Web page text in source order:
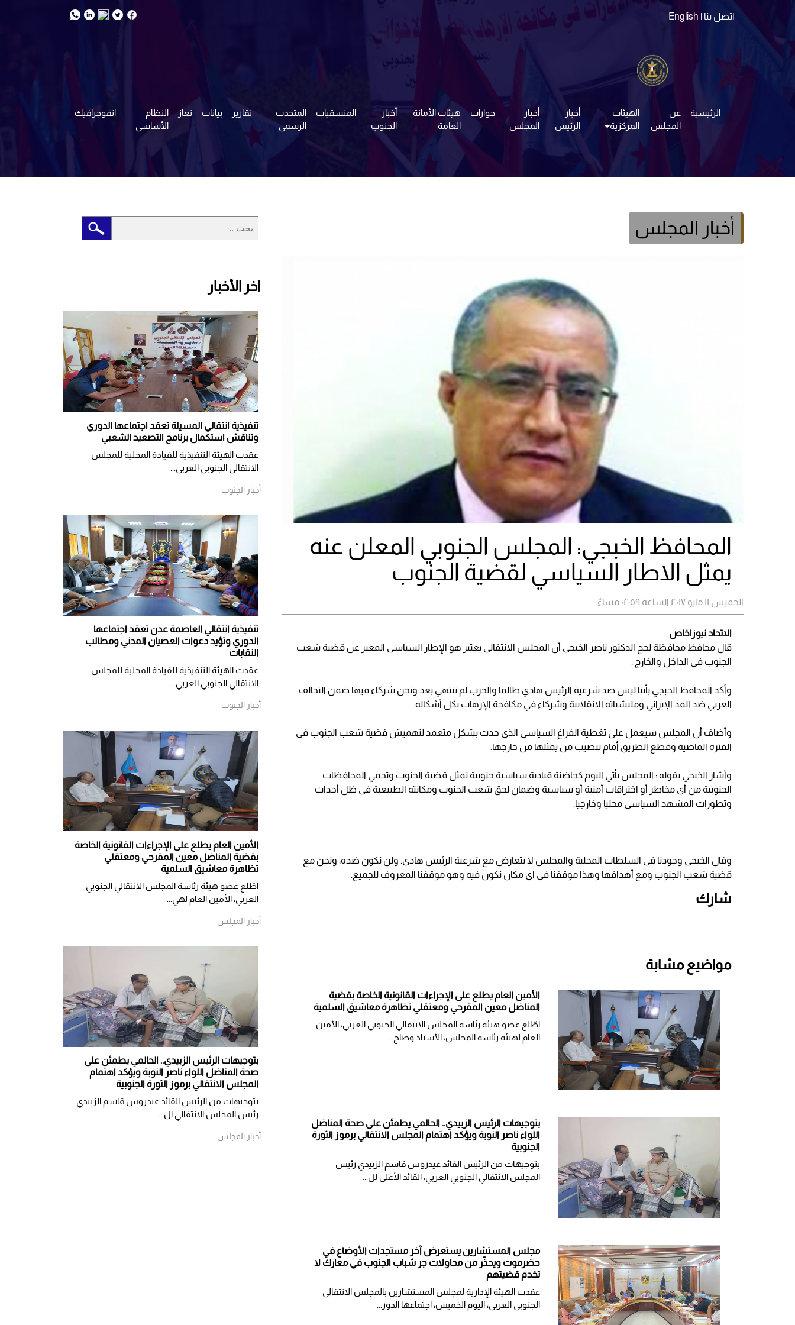
اتصل بنا | English
الرئيسية
عن
المجلس
الهيئات
المركزية
أخبار
الرئيس
أخبار
المجلس
حوارات
هيئات الأمانة
العامة
أخبار
الجنوب
المنسقيات
المتحدث
الرسمي
تقارير بيانات تعاز
النظام
الأساسي
انفوجرافيك
أخبار المجلس
المحافظ الخبجي: المجلس الجنوبي المعلن عنه
يمثل الاطار السياسي لقضية الجنوب
الخميس ١١ مايو ٢٠١٧ الساعة ٠٢:٥٩ مساءً
الاتحاد نيوز|خاص
قال محافظ محافظة لحج الدكتور ناصر الخبجي أن المجلس الانتقالي يعتبر هو الإطار السياسي المعبر عن قضية شعب
الجنوب في الداخل والخارج .
وأكد المحافظ الخبجي بأننا ليس ضد شرعية الرئيس هادي طالما والحرب لم تنتهي بعد ونحن شركاء فيها ضمن التحالف
العربي ضد المد الإيراني ومليشياته الانقلابية وشركاء في مكافحة الإرهاب بكل أشكاله.
وأضاف أن المجلس سيعمل على تغطية الفراغ السياسي الذي حدث بشكل متعمد لتهميش قضية شعب الجنوب في
الفترة الماضية وقطع الطريق أمام تنصيب من يمثلها من خارجها.
وأشار الخبجي بقوله : المجلس يأتي اليوم كحاضنة قيادية سياسية جنوبية تمثل قضية الجنوب وتحمي المحافظات
الجنوبية من أي مخاطر أو اختراقات أمنية أو سياسية وضمان لحق شعب الجنوب ومكانته الطبيعية في ظل أحداث
وتطورات المشهد السياسي محليا وخارجيا.
وقال الخبجي وجودنا في السلطات المحلية والمجلس لا يتعارض مع شرعية الرئيس هادي. ولن نكون ضده، ونحن مع
قضية شعب الجنوب ومع أهدافها وهذا موقفنا في اي مكان نكون فيه وهو موقفنا المعروف للجميع.
شارك
مواضيع مشابة
الأمين العام يطلع على الإجراءات القانونية الخاصة بقضية
المناضل معين المقرحي ومعتقلي تظاهرة معاشيق السلمية
اطّلع عضو هيئة رئاسة المجلس الانتقالي الجنوبي العربي، الأمين
العام لهيئة رئاسة المجلس، الأستاذ وضاح...
بتوجيهات الرئيس الزبيدي.. الحالمي يطمئن على صحة المناضل
اللواء ناصر النوبة ويؤكد اهتمام المجلس الانتقالي برموز الثورة
الجنوبية
بتوجيهات من الرئيس القائد عيدروس قاسم الزبيدي رئيس
المجلس الانتقالي الجنوبي العربي، القائد الأعلى لل...
مجلس المستشارين يستعرض آخر مستجدات الأوضاع في
حضرموت ويحذّر من محاولات جر شباب الجنوب في معارك لا
تخدم قضيتهم
عقدت الهيئة الإدارية لمجلس المستشارين بالمجلس الانتقالي
الجنوبي العربي، اليوم الخميس، اجتماعها الدور...
اخر الأخبار
تنفيذية انتقالي المسيلة تعقد اجتماعها الدوري
وتناقش استكمال برنامج التصعيد الشعبي
عقدت الهيئة التنفيذية للقيادة المحلية للمجلس
الانتقالي الجنوبي العربي...
أخبار الجنوب
تنفيذية انتقالي العاصمة عدن تعقد اجتماعها
الدوري وتؤيد دعوات العصيان المدني ومطالب
النقابات
​عقدت الهيئة التنفيذية للقيادة المحلية للمجلس
الانتقالي الجنوبي العربي...
أخبار الجنوب
الأمين العام يطلع على الإجراءات القانونية الخاصة
بقضية المناضل معين المقرحي ومعتقلي
تظاهرة معاشيق السلمية
اطّلع عضو هيئة رئاسة المجلس الانتقالي الجنوبي
العربي، الأمين العام لهي...
أخبار المجلس
بتوجيهات الرئيس الزبيدي.. الحالمي يطمئن على
صحة المناضل اللواء ناصر النوبة ويؤكد اهتمام
المجلس الانتقالي برموز الثورة الجنوبية
بتوجيهات من الرئيس القائد عيدروس قاسم الزبيدي
رئيس المجلس الانتقالي ال...
أخبار المجلس